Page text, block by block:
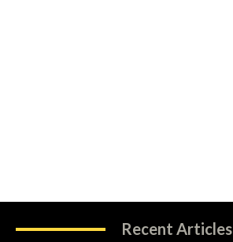
Recent Articles